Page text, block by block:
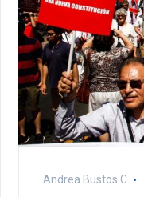
Andrea Bustos C.